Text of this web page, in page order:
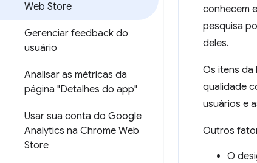
Web Store
Gerenciar feedback do
usuário
Analisar as métricas da
página "Detalhes do app"
Usar sua conta do Google
Analytics na Chrome Web
Store
conhecem
pesquisa
deles.
Os itens
qualidade
usuários e
Outros
O